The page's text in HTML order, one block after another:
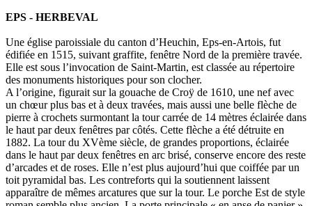
EPS - HERBEVAL
Une église paroissiale du canton d’Heuchin, Eps-en-Artois, fut
édifiée en 1515, suivant graffite, fenêtre Nord de la première travée.
Elle est sous l’invocation de Saint-Martin, est classée au répertoire
des monuments historiques pour son clocher.
A l’origine, figurait sur la gouache de Croÿ de 1610, une nef avec
un chœur plus bas et à deux travées, mais aussi une belle flèche de
pierre à crochets surmontant la tour carrée de 14 mètres éclairée dans
le haut par deux fenêtres par côtés. Cette flèche a été détruite en
1882. La tour du XVème siècle, de grandes proportions, éclairée
dans le haut par deux fenêtres en arc brisé, conserve encore des reste
d’arcades et de roses. Elle n’est plus aujourd’hui que coiffée par un
toit pyramidal bas. Les contreforts qui la soutiennent laissent
apparaître de mêmes arcatures que sur la tour. Le porche Est de style